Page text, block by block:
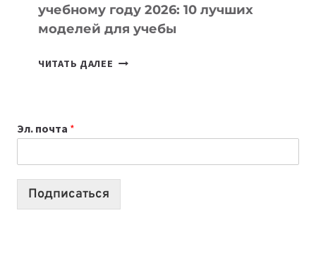
учебному году 2026: 10 лучших
моделей для учебы
ЧИТАТЬ ДАЛЕЕ КАКОЙ
2026:
10
Эл. почта *
Подписаться